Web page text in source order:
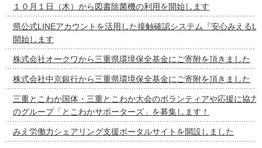
１０月１日（木）から図書除菌機の利用を開始します
県公式LINEアカウントを活用した接触確認システム『安心みえる
開始します
株式会社オークワから三重県環境保全基金にご寄附を頂きました
株式会社中京銀行から三重県環境保全基金にご寄附を頂きました
三重とこわか国体・三重とこわか大会のボランティアや応援に協力
のグループ「とこわかサポーターズ」を募集します！
みえ労働力シェアリング支援ポータルサイトを開設しました